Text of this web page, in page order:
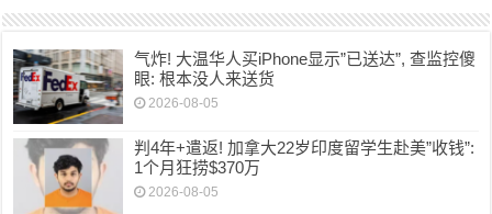
气炸! 大温华人买iPhone显示”已送达”, 查监控傻
眼: 根本没人来送货
2026-08-05
判4年+遣返! 加拿大22岁印度留学生赴美”收钱”:
1个月狂捞$370万
2026-08-05